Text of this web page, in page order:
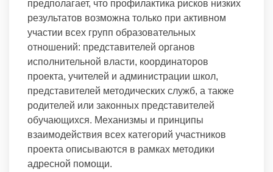
предполагает, что профилактика рисков низких
результатов возможна только при активном
участии всех групп образовательных
отношений: представителей органов
исполнительной власти, координаторов
проекта, учителей и администрации школ,
представителей методических служб, а также
родителей или законных представителей
обучающихся. Механизмы и принципы
взаимодействия всех категорий участников
проекта описываются в рамках методики
адресной помощи.